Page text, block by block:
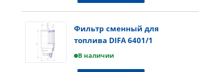
Фильтр сменный для
топлива DIFA 6401/1
В наличии